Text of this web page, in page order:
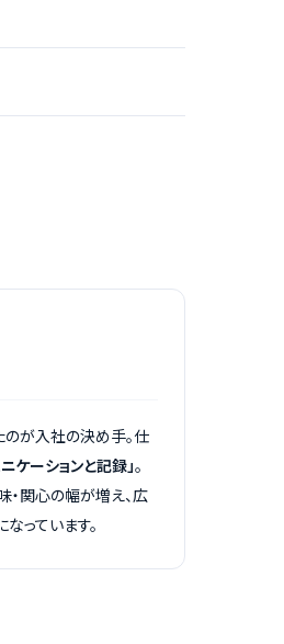
が入社の決め手。仕
ニケーションと記録」。
関心の幅が増え、広
っています。